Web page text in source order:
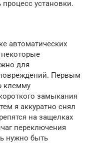
установки.
автоматических
для
Первым
клемму
замыкания
я аккуратно снял
на защелках
переключения
нужно быть